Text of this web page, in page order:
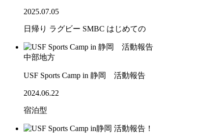
2025.07.05
日帰り ラグビー SMBC はじめての
中部地方
USF Sports Camp in 静岡 活動報告
2024.06.22
宿泊型